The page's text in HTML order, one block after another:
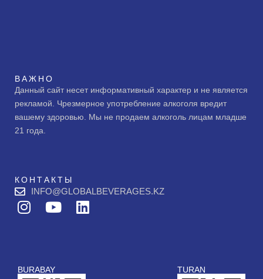
ВАЖНО
Данный сайт несет информативный характер и не является
рекламой. Чрезмерное употребление алкоголя вредит
вашему здоровью. Мы не продаем алкоголь лицам младше
21 года.
КОНТАКТЫ
INFO@GLOBALBEVERAGES.KZ
I
n
a
Y
u
L
i
BURABAY TURAN